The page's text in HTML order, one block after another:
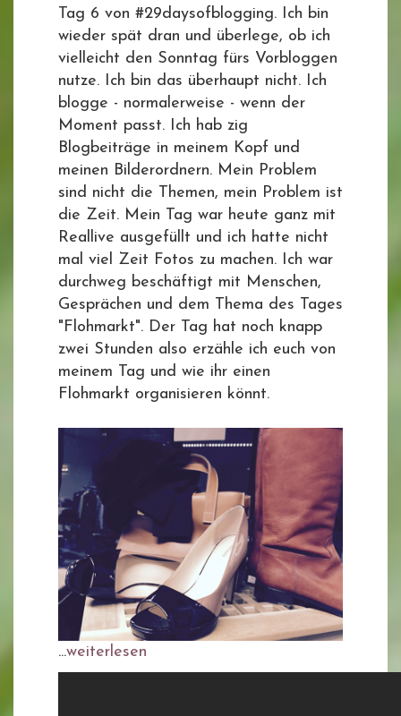
Tag 6 von #29daysofblogging. Ich bin
wieder spät dran und überlege, ob ich
vielleicht den Sonntag fürs Vorbloggen
nutze. Ich bin das überhaupt nicht. Ich
blogge - normalerweise - wenn der
Moment passt. Ich hab zig
Blogbeiträge in meinem Kopf und
meinen Bilderordnern. Mein Problem
sind nicht die Themen, mein Problem ist
die Zeit. Mein Tag war heute ganz mit
Reallive ausgefüllt und ich hatte nicht
mal viel Zeit Fotos zu machen. Ich war
durchweg beschäftigt mit Menschen,
Gesprächen und dem Thema des Tages
"Flohmarkt". Der Tag hat noch knapp
zwei Stunden also erzähle ich euch von
meinem Tag und wie ihr einen
Flohmarkt organisieren könnt.
...weiterlesen